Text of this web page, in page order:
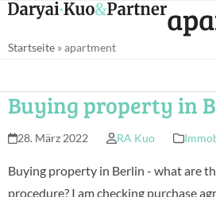
Skip
content
Open
menu
Close
menu
Startseite »apartment
Buying property in
28. März 2022 RA Kuo
Buying property in Berlin - what are
procedure? I am checking purchase